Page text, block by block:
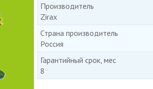
Производитель
Zirax
Страна производитель
Россия
Гарантийный срок, мес
8